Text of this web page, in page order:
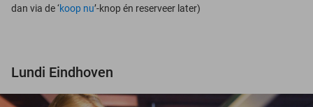
dan via de ‘koop nu’-knop én reserveer later)
Lundi Eindhoven